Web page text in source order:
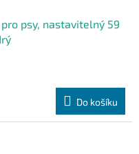
psy, nastavitelný 59
Do košíku